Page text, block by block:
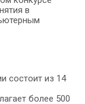
в
состоит из 14
более 500